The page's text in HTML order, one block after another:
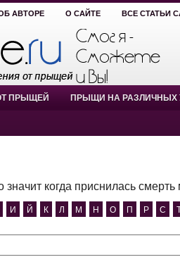
АВТОРЕ О САЙТЕ ВСЕ СТАТЬИ
ПРЫЩЕЙ ПРЫЩИ НА РАЗЛИЧНЫХ
значит когда приснилась
И Й К Л М Н О П Р С